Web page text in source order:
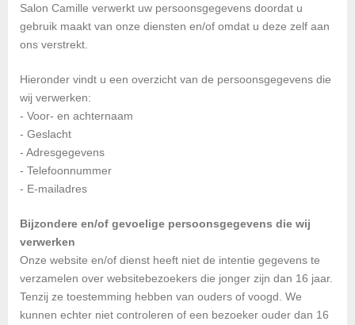
Salon Camille verwerkt uw persoonsgegevens doordat u
gebruik maakt van onze diensten en/of omdat u deze zelf aan
ons verstrekt.
Hieronder vindt u een overzicht van de persoonsgegevens die
wij verwerken:
- Voor- en achternaam
- Geslacht
- Adresgegevens
- Telefoonnummer
- E-mailadres
Bijzondere en/of gevoelige persoonsgegevens die wij
verwerken
Onze website en/of dienst heeft niet de intentie gegevens te
verzamelen over websitebezoekers die jonger zijn dan 16 jaar.
Tenzij ze toestemming hebben van ouders of voogd. We
kunnen echter niet controleren of een bezoeker ouder dan 16